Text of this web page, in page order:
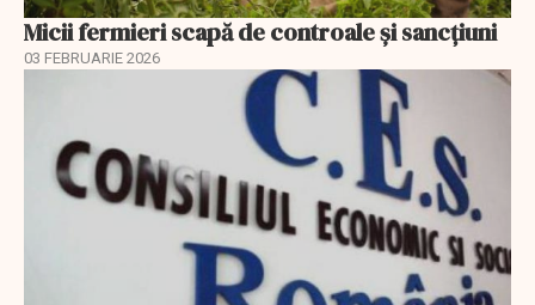
Micii fermieri scapă de controale și sancțiuni
03 FEBRUARIE 2026